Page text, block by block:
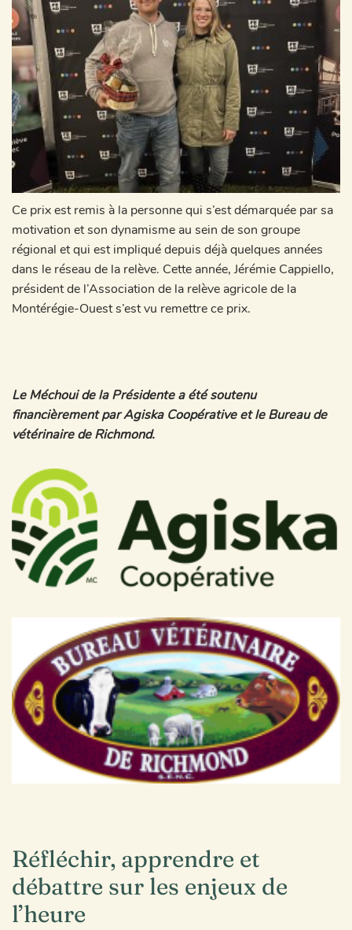
Ce prix est remis à la personne qui s’est démarquée par sa
motivation et son dynamisme au sein de son groupe
régional et qui est impliqué depuis déjà quelques années
dans le réseau de la relève. Cette année, Jérémie Cappiello,
président de l’Association de la relève agricole de la
Montérégie-Ouest s’est vu remettre ce prix.
Le Méchoui de la Présidente a été soutenu
financièrement par Agiska Coopérative et le Bureau de
vétérinaire de Richmond.
Réfléchir, apprendre et
débattre sur les enjeux de
l’heure